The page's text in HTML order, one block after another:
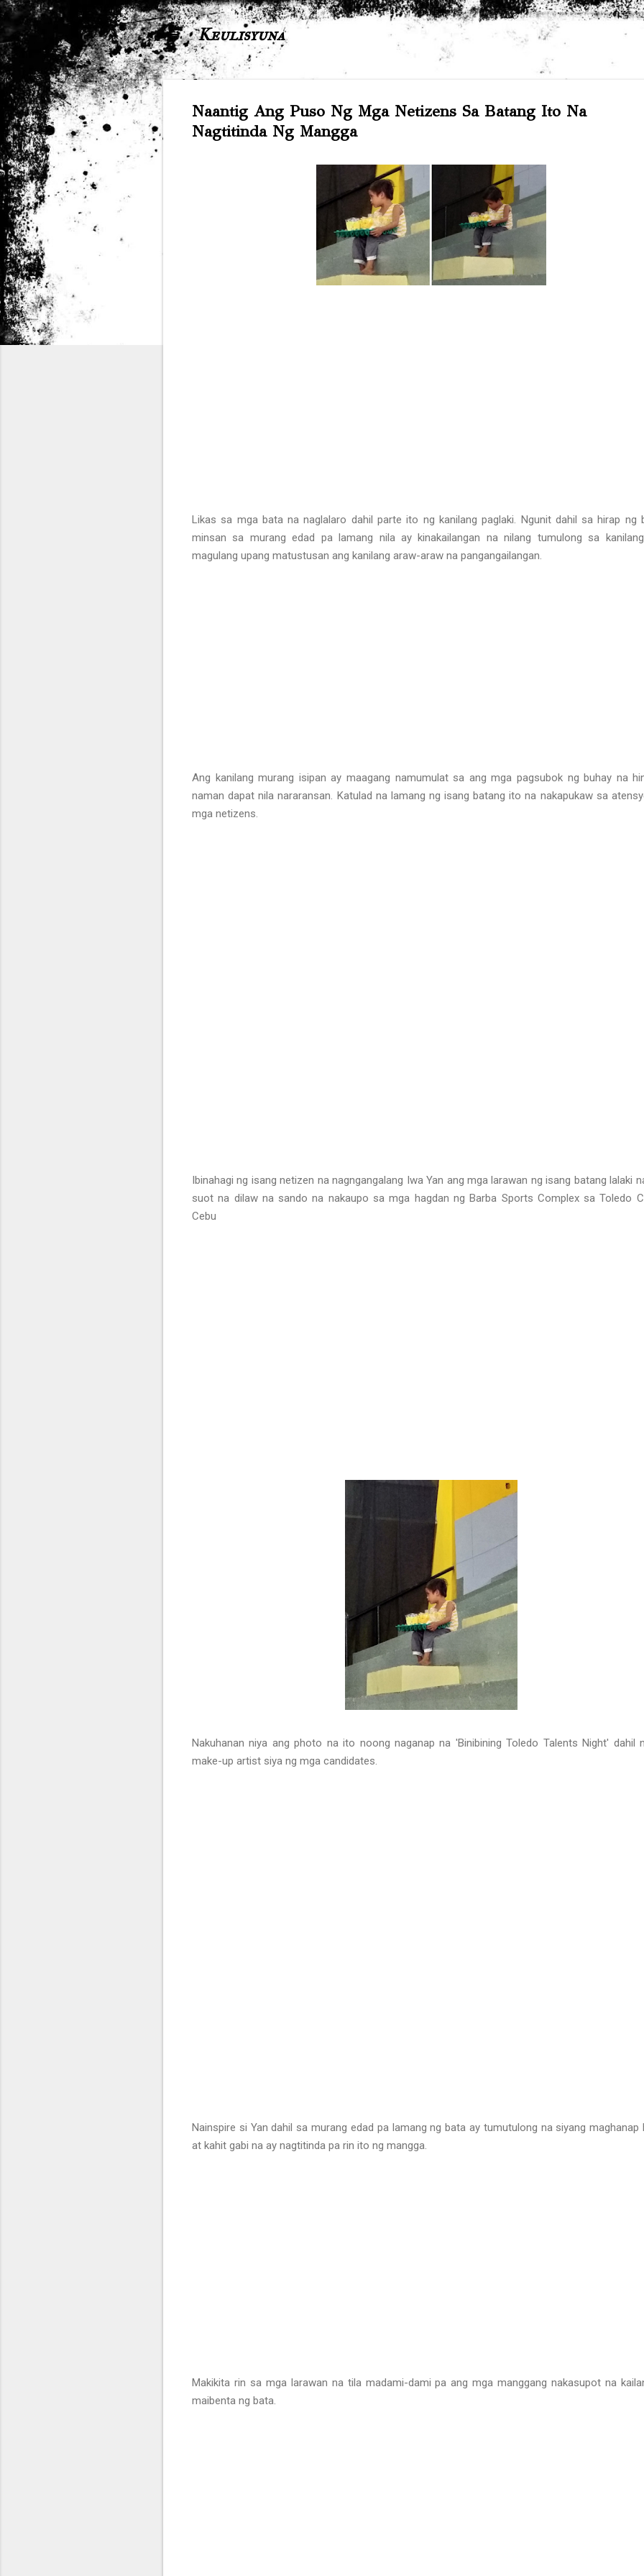
Skip to main content
Keulisyuna
Naantig Ang Puso Ng Mga Netizens Sa Batang Ito Na
Nagtitinda Ng Mangga
Likas sa mga bata na naglalaro dahil parte ito ng kanilang paglaki. Ngunit dahil sa hirap ng
minsan sa murang edad pa lamang nila ay kinakailangan na nilang tumulong sa
magulang upang matustusan ang kanilang araw-araw na pangangailangan.
Ang kanilang murang isipan ay maagang namumulat sa ang mga pagsubok ng buhay na
naman dapat nila nararansan. Katulad na lamang ng isang batang ito na nakapukaw sa
mga netizens.
Ibinahagi ng isang netizen na nagngangalang Iwa Yan ang mga larawan ng isang batang lalaki
suot na dilaw na sando na nakaupo sa mga hagdan ng Barba Sports Complex sa Toledo
Cebu
Nakuhanan niya ang photo na ito noong naganap na 'Binibining Toledo Talents Night' dahil
make-up artist siya ng mga candidates.
Nainspire si Yan dahil sa murang edad pa lamang ng bata ay tumutulong na siyang maghanap
at kahit gabi na ay nagtitinda pa rin ito ng mangga.
Makikita rin sa mga larawan na tila madami-dami pa ang mga manggang nakasupot na
maibenta ng bata.